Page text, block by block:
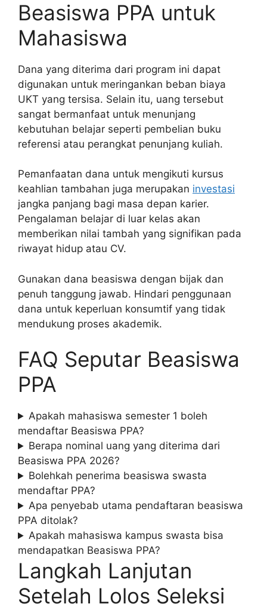
Beasiswa PPA untuk
Mahasiswa
Dana yang diterima dari program ini dapat
digunakan untuk meringankan beban biaya
UKT yang tersisa. Selain itu, uang tersebut
sangat bermanfaat untuk menunjang
kebutuhan belajar seperti pembelian buku
referensi atau perangkat penunjang kuliah.
Pemanfaatan dana untuk mengikuti kursus
keahlian tambahan juga merupakan investasi
jangka panjang bagi masa depan karier.
Pengalaman belajar di luar kelas akan
memberikan nilai tambah yang signifikan pada
riwayat hidup atau CV.
Gunakan dana beasiswa dengan bijak dan
penuh tanggung jawab. Hindari penggunaan
dana untuk keperluan konsumtif yang tidak
mendukung proses akademik.
FAQ Seputar Beasiswa
PPA
Apakah mahasiswa semester 1 boleh
mendaftar Beasiswa PPA?
Berapa nominal uang yang diterima dari
Beasiswa PPA 2026?
Bolehkah penerima beasiswa swasta
mendaftar PPA?
Apa penyebab utama pendaftaran beasiswa
PPA ditolak?
Apakah mahasiswa kampus swasta bisa
mendapatkan Beasiswa PPA?
Langkah Lanjutan
Setelah Lolos Seleksi